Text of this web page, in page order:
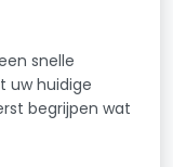
snelle
uw huidige
begrijpen wat